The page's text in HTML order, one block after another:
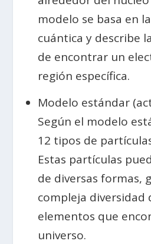
modelo se basa en
cuántica y describe
de encontrar un
región específica.
Modelo estándar
Según el modelo
12 tipos de
Estas partículas
de diversas formas,
compleja diversidad
elementos que
universo.